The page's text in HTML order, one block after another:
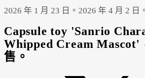
2026 年 1 月 23 日。 2026 年 4 月 2 日。
Capsule toy 'Sanrio
Whipped Cream Mascot'
售。